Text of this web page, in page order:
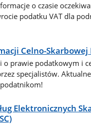
o czasie
podatku VAT dla
Celno-Skarbowej
o prawie podatkowym i
specjalistów.
Elektronicznych